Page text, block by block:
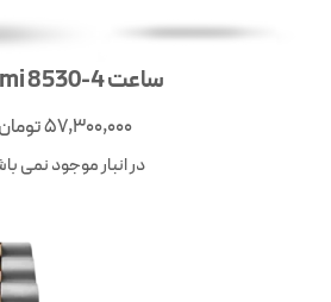
ساعت Laxmi 8530-4
57,300,000تومان
در انبار موجود نمی باشد